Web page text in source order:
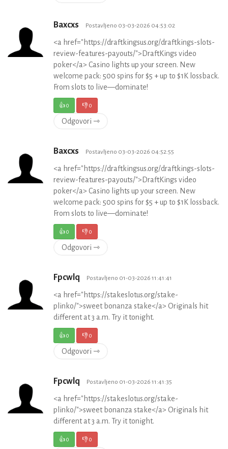
Baxcxs Postavljeno 03-03-2026 04:53:02
<a href="https://draftkingsus.org/draftkings-slots-
review-features-payouts/">DraftKings video
poker</a> Casino lights up your screen. New
welcome pack: 500 spins for $5 + up to $1K lossback.
From slots to live—dominate!
👍0 👎0
Odgovori ⇾
Baxcxs Postavljeno 03-03-2026 04:52:55
<a href="https://draftkingsus.org/draftkings-slots-
review-features-payouts/">DraftKings video
poker</a> Casino lights up your screen. New
welcome pack: 500 spins for $5 + up to $1K lossback.
From slots to live—dominate!
👍0 👎0
Odgovori ⇾
Fpcwlq Postavljeno 01-03-2026 11:41:41
<a href="https://stakeslotus.org/stake-
plinko/">sweet bonanza stake</a> Originals hit
different at 3 a.m. Try it tonight.
👍0 👎0
Odgovori ⇾
Fpcwlq Postavljeno 01-03-2026 11:41:35
<a href="https://stakeslotus.org/stake-
plinko/">sweet bonanza stake</a> Originals hit
different at 3 a.m. Try it tonight.
👍0 👎0